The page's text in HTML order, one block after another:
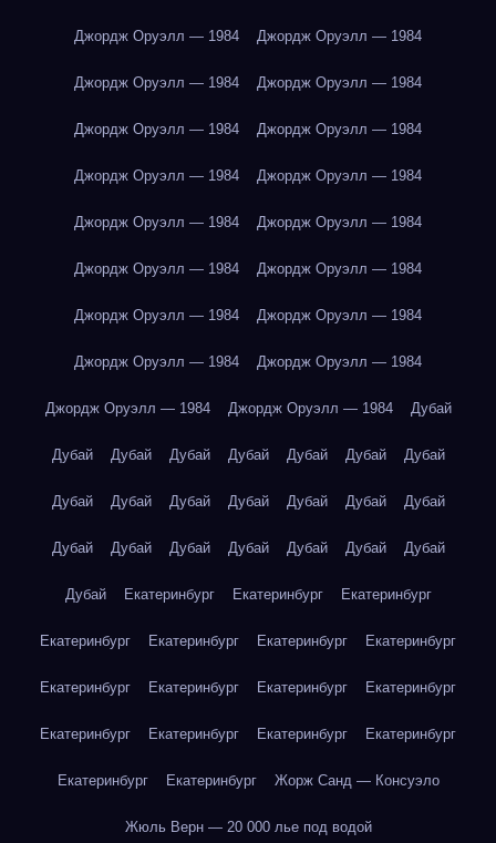
Джордж Оруэлл — 1984 Джордж Оруэлл — 1984
Джордж Оруэлл — 1984 Джордж Оруэлл — 1984
Джордж Оруэлл — 1984 Джордж Оруэлл — 1984
Джордж Оруэлл — 1984 Джордж Оруэлл — 1984
Джордж Оруэлл — 1984 Джордж Оруэлл — 1984
Джордж Оруэлл — 1984 Джордж Оруэлл — 1984
Джордж Оруэлл — 1984 Джордж Оруэлл — 1984
Джордж Оруэлл — 1984 Джордж Оруэлл — 1984
Джордж Оруэлл — 1984 Джордж Оруэлл — 1984 Дубай
Дубай Дубай Дубай Дубай Дубай Дубай Дубай
Дубай Дубай Дубай Дубай Дубай Дубай Дубай
Дубай Дубай Дубай Дубай Дубай Дубай Дубай
Дубай Екатеринбург Екатеринбург Екатеринбург
Екатеринбург Екатеринбург Екатеринбург Екатеринбург
Екатеринбург Екатеринбург Екатеринбург Екатеринбург
Екатеринбург Екатеринбург Екатеринбург Екатеринбург
Екатеринбург Екатеринбург Жорж Санд — Консуэло
Жюль Верн — 20 000 лье под водой